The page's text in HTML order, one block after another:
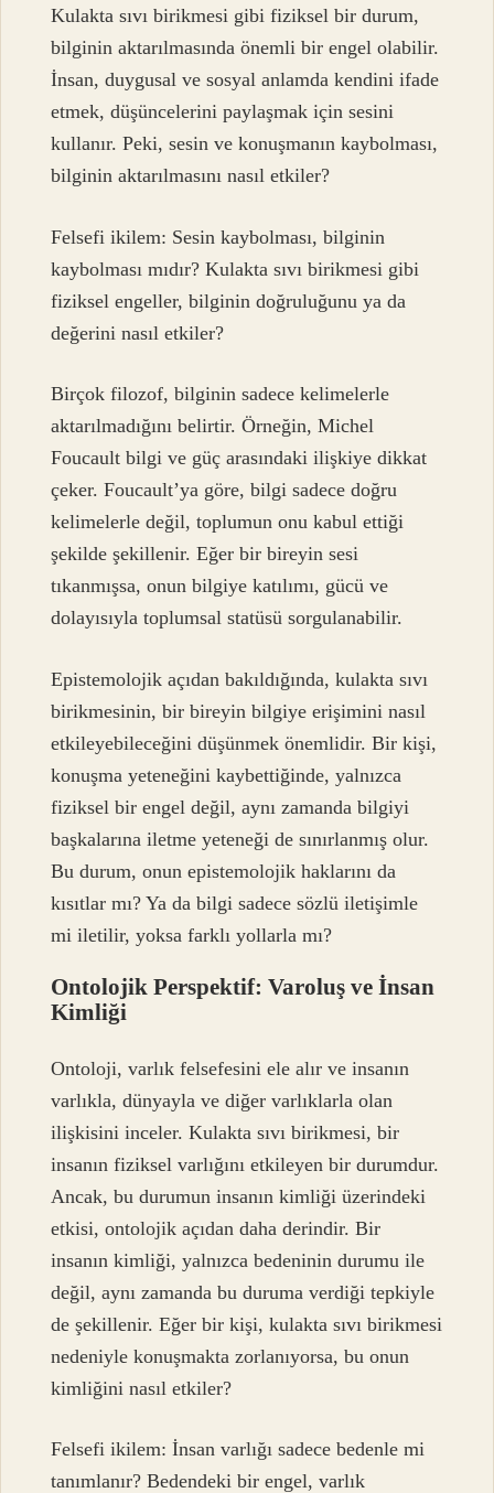
Kulakta sıvı birikmesi gibi fiziksel bir durum,
bilginin aktarılmasında önemli bir engel olabilir.
İnsan, duygusal ve sosyal anlamda kendini ifade
etmek, düşüncelerini paylaşmak için sesini
kullanır. Peki, sesin ve konuşmanın kaybolması,
bilginin aktarılmasını nasıl etkiler?
Felsefi ikilem: Sesin kaybolması, bilginin
kaybolması mıdır? Kulakta sıvı birikmesi gibi
fiziksel engeller, bilginin doğruluğunu ya da
değerini nasıl etkiler?
Birçok filozof, bilginin sadece kelimelerle
aktarılmadığını belirtir. Örneğin, Michel
Foucault bilgi ve güç arasındaki ilişkiye dikkat
çeker. Foucault’ya göre, bilgi sadece doğru
kelimelerle değil, toplumun onu kabul ettiği
şekilde şekillenir. Eğer bir bireyin sesi
tıkanmışsa, onun bilgiye katılımı, gücü ve
dolayısıyla toplumsal statüsü sorgulanabilir.
Epistemolojik açıdan bakıldığında, kulakta sıvı
birikmesinin, bir bireyin bilgiye erişimini nasıl
etkileyebileceğini düşünmek önemlidir. Bir kişi,
konuşma yeteneğini kaybettiğinde, yalnızca
fiziksel bir engel değil, aynı zamanda bilgiyi
başkalarına iletme yeteneği de sınırlanmış olur.
Bu durum, onun epistemolojik haklarını da
kısıtlar mı? Ya da bilgi sadece sözlü iletişimle
mi iletilir, yoksa farklı yollarla mı?
Ontolojik Perspektif: Varoluş ve İnsan
Kimliği
Ontoloji, varlık felsefesini ele alır ve insanın
varlıkla, dünyayla ve diğer varlıklarla olan
ilişkisini inceler. Kulakta sıvı birikmesi, bir
insanın fiziksel varlığını etkileyen bir durumdur.
Ancak, bu durumun insanın kimliği üzerindeki
etkisi, ontolojik açıdan daha derindir. Bir
insanın kimliği, yalnızca bedeninin durumu ile
değil, aynı zamanda bu duruma verdiği tepkiyle
de şekillenir. Eğer bir kişi, kulakta sıvı birikmesi
nedeniyle konuşmakta zorlanıyorsa, bu onun
kimliğini nasıl etkiler?
Felsefi ikilem: İnsan varlığı sadece bedenle mi
tanımlanır? Bedendeki bir engel, varlık